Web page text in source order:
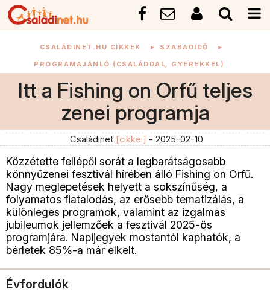
CSALÁDINET.HU CIKKEK ► SZABADIDŐ ►
PROGRAMAJÁNLÓ (CSALÁDDAL, GYEREKKEL)
Itt a Fishing on Orfű teljes
zenei programja
Családinet [cikkei] - 2025-02-10
Közzétette fellépői sorát a legbarátságosabb
könnyűzenei fesztivál hírében álló Fishing on Orfű.
Nagy meglepetések helyett a sokszínűség, a
folyamatos fiatalodás, az erősebb tematizálás, a
különleges programok, valamint az izgalmas
jubileumok jellemzőek a fesztivál 2025-ös
programjára. Napijegyek mostantól kaphatók, a
bérletek 85%-a már elkelt.
Évfordulók